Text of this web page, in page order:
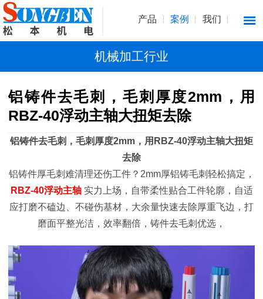
产品 案例 我们
机械加工行业
铝铸件去毛刺，毛刺厚度2mm，用
RBZ-40浮动主轴大扭矩去除
铝铸件去毛刺，毛刺厚度2mm，用RBZ-40浮动主轴大扭矩
去除
铝铸件厚毛刺难清理还伤工件？2mm厚铝铸毛刺轻松搞定，
RBZ-40浮动主轴 实力上场，自带柔性贴合工件轮廓，自适
应打磨不磕边、不碰伤基材，大余量快速去除厚重飞边，打
磨面平整光洁，效率翻倍，铸件去毛刺优选，